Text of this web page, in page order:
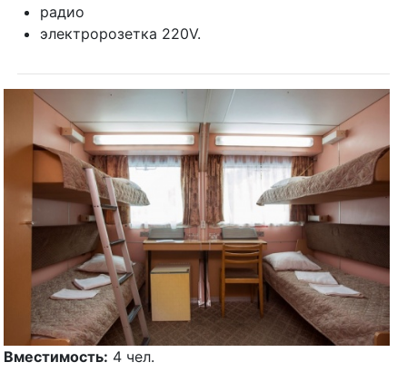
Вместимость:4 чел.
Расположение каюты:1 палуба